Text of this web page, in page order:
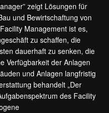
zeigt Lösungen für
und Bewirtschaftung von
Management ist es,
zu schaffen, die
dauerhaft zu senken, die
Verfügbarkeit der Anlagen
und Anlagen langfristig
behandelt „Der
des Facility